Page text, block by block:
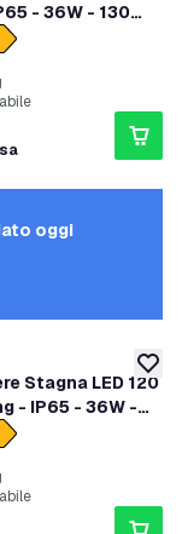
- 36W - 130
-
Stagna LED 120
- IP65 - 36W -
- Collegabili -
delle recensioni
oggi